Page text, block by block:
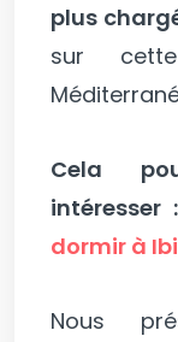
plus
sur
Cela
intéresser :
dormir à
Nous